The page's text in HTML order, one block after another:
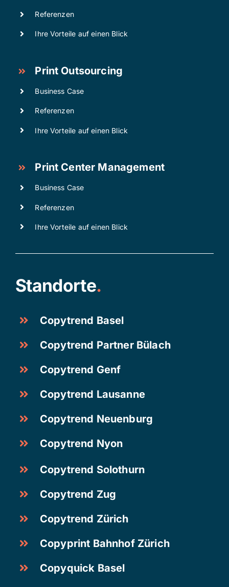
Referenzen
Ihre Vorteile auf einen Blick
Print Outsourcing
Business Case
Referenzen
Ihre Vorteile auf einen Blick
Print Center Management
Business Case
Referenzen
Ihre Vorteile auf einen Blick
Standorte.
Copytrend Basel
Copytrend Partner Bülach
Copytrend Genf
Copytrend Lausanne
Copytrend Neuenburg
Copytrend Nyon
Copytrend Solothurn
Copytrend Zug
Copytrend Zürich
Copyprint Bahnhof Zürich
Copyquick Basel